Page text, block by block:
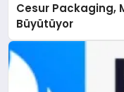
Cesur Packaging,
Büyütüyor